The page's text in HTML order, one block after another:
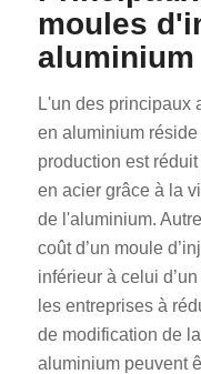
moules
aluminium
L'un des principaux
en aluminium
production est
en acier grâce à la
de l'aluminium.
coût d’un moule
inférieur à celui
les entreprises à
de modification de
aluminium peuvent